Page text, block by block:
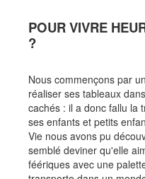
Le Jeu
Radios, TV,
POUR VIVRE
?
Nous commençons par
réaliser ses tableaux
cachés : il a donc fallu la
ses enfants et petits
Vie nous avons pu
semblé deviner qu'elle
féériques avec une